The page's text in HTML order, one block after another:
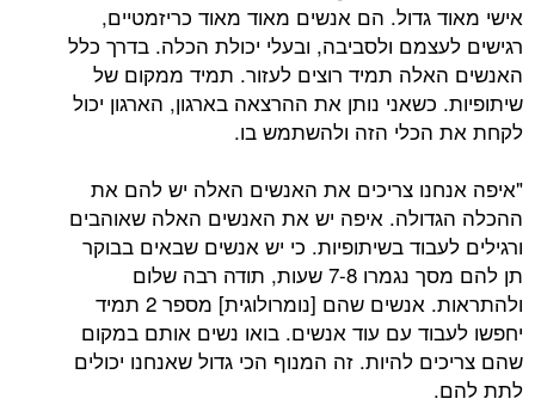
אישי מאוד גדול. הם אנשים מאוד מאוד כריזמטיים,
רגישים לעצמם ולסביבה, ובעלי יכולת הכלה. בדרך כלל
האנשים האלה תמיד רוצים לעזור. תמיד ממקום של
שיתופיות. כשאני נותן את ההרצאה בארגון, הארגון יכול
לקחת את הכלי הזה ולהשתמש בו.
"איפה אנחנו צריכים את האנשים האלה יש להם את
ההכלה הגדולה. איפה יש את האנשים האלה שאוהבים
ורגילים לעבוד בשיתופיות. כי יש אנשים שבאים בבוקר
תן להם מסך נגמרו 7-8 שעות, תודה רבה שלום
ולהתראות. אנשים שהם [נומרולוגית] מספר 2 תמיד
יחפשו לעבוד עם עוד אנשים. בואו נשים אותם במקום
שהם צריכים להיות. זה המנוף הכי גדול שאנחנו יכולים
לתת להם.